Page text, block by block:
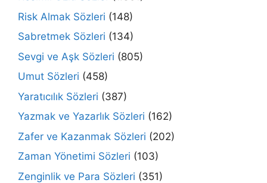
Risk Almak Sözleri (148)
Sabretmek Sözleri (134)
Sevgi ve Aşk Sözleri (805)
Umut Sözleri (458)
Yaratıcılık Sözleri (387)
Yazmak ve Yazarlık Sözleri (162)
Zafer ve Kazanmak Sözleri (202)
Zaman Yönetimi Sözleri (103)
Zenginlik ve Para Sözleri (351)